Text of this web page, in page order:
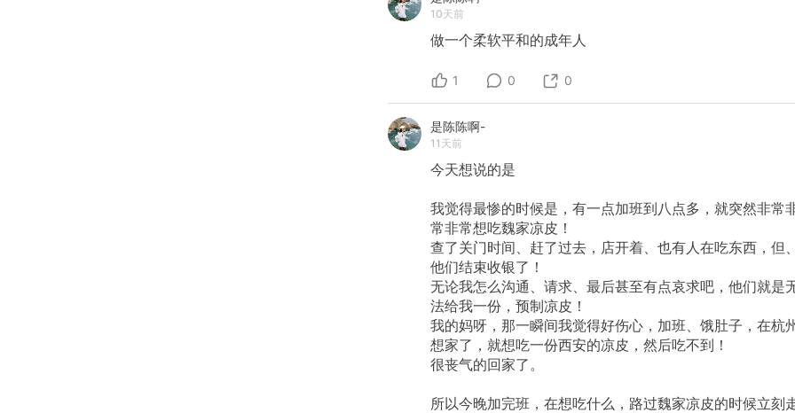
10天前
做一个柔软平和的成年人
1 0 0
是陈陈啊-
11天前
今天想说的是
我觉得最惨的时候是，有一点加班到八点多，就突然非常
常非常想吃魏家凉皮！
查了关门时间、赶了过去，店开着、也有人在吃东西，但
他们结束收银了！
无论我怎么沟通、请求、最后甚至有点哀求吧，他们就是
法给我一份，预制凉皮！
我的妈呀，那一瞬间我觉得好伤心，加班、饿肚子，在杭
想家了，就想吃一份西安的凉皮，然后吃不到！
很丧气的回家了。
所以今晚加完班，在想吃什么，路过魏家凉皮的时候立刻